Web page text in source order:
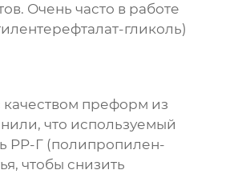
Очень часто в работе
гликоль)
преформ из
что используемый
PP-Г (полипропилен-
чтобы снизить